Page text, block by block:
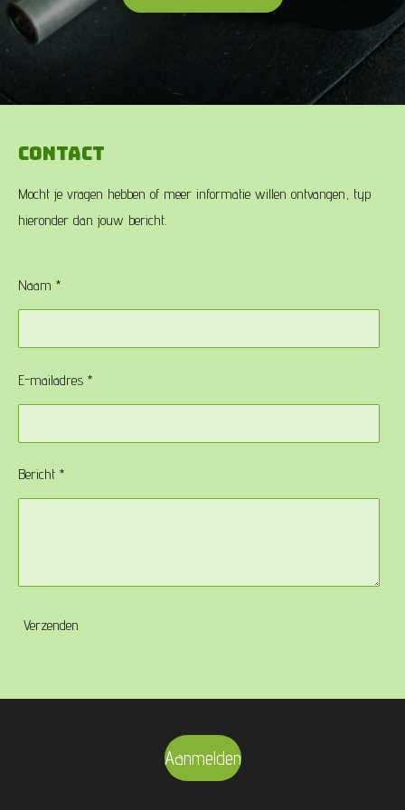
Contact
Mocht je vragen hebben of meer informatie willen ontvangen, typ
hieronder dan jouw bericht.
Naam *
E-mailadres *
Bericht *
Verzenden
Aanmelden